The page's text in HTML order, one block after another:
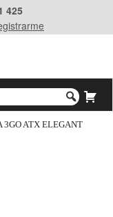
425
3GO ATX ELEGANT